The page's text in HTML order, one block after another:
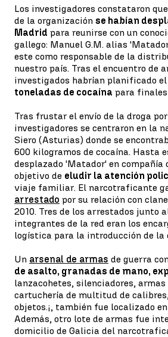
Los investigadores constataron
de la organización se habían
Madrid para reunirse con un
gallego: Manuel G.M. alias
este como responsable de la
nuestro país. Tras el encuentro de
investigados habrían planificado el
toneladas de cocaína para
Tras frustar el envío de la droga
investigadores se centraron en la
Siero (Asturias) donde se
600 kilogramos de cocaína. Hasta
desplazado 'Matador' en compañía
objetivo de eludir la atención
viaje familiar. El narcotraficante
arrestado por su relación con
2010. Tres de los arrestados junto
integrantes de la red eran los
logística para la introducción de la
Un arsenal de armas de guerra
de asalto, granadas de mano,
lanzacohetes, silenciadores,
cartuchería de multitud de
objetos.¡, también fue localizado
Además, otro lote de armas fue
domicilio de Galicia del